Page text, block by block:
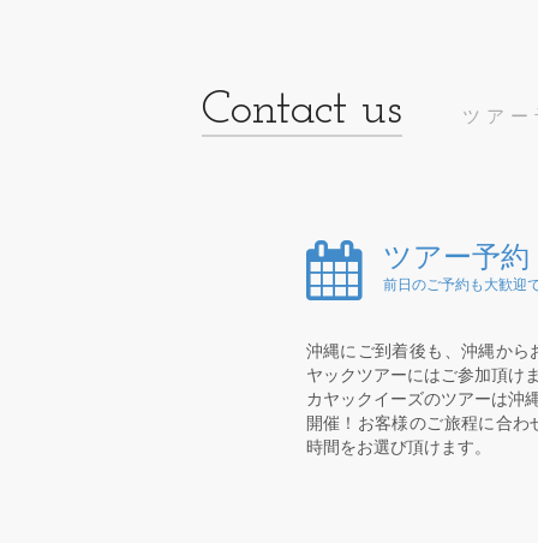
ツア
ツアー予約
前日のご予約も大歓迎
沖縄にご到着後も、沖縄から
ヤックツアーにはご参加頂け
カヤックイーズのツアーは沖
開催！お客様のご旅程に合わ
時間をお選び頂けます。